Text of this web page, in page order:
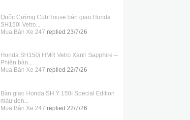
Quốc Cường CubHouse bàn giao Honda
SH150i Vetro...
Mua Bán Xe 247 replied 23/7/26
Honda SH150i HMR Vetro Xanh Sapphire –
Phiên bản...
Mua Bán Xe 247 replied 22/7/26
Bàn giao Honda SH Ý 150i Special Edition
màu đen...
Mua Bán Xe 247 replied 22/7/26